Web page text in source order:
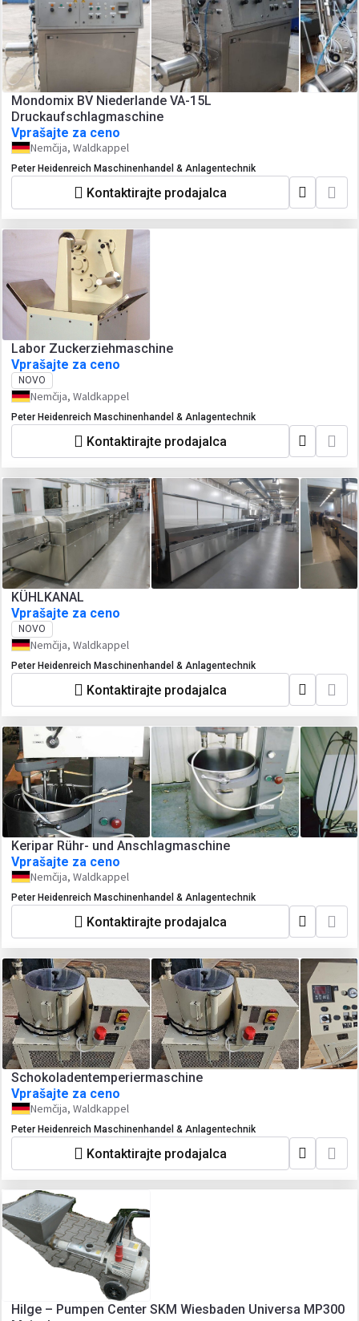
Mondomix BV Niederlande VA-15L
Druckaufschlagmaschine
Vprašajte za ceno
Nemčija, Waldkappel
Peter Heidenreich Maschinenhandel & Anlagentechnik
Kontaktirajte prodajalca
Labor Zuckerziehmaschine
Vprašajte za ceno
NOVO
Nemčija, Waldkappel
Peter Heidenreich Maschinenhandel & Anlagentechnik
Kontaktirajte prodajalca
KÜHLKANAL
Vprašajte za ceno
NOVO
Nemčija, Waldkappel
Peter Heidenreich Maschinenhandel & Anlagentechnik
Kontaktirajte prodajalca
Keripar Rühr- und Anschlagmaschine
Vprašajte za ceno
Nemčija, Waldkappel
Peter Heidenreich Maschinenhandel & Anlagentechnik
Kontaktirajte prodajalca
Schokoladentemperiermaschine
Vprašajte za ceno
Nemčija, Waldkappel
Peter Heidenreich Maschinenhandel & Anlagentechnik
Kontaktirajte prodajalca
Hilge – Pumpen Center SKM Wiesbaden Universa MP300